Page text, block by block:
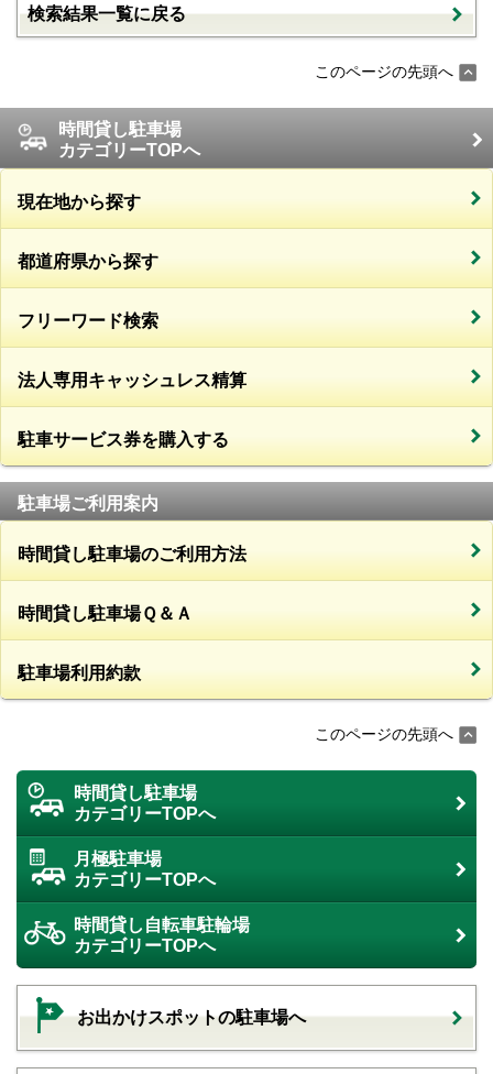
検索結果一覧に戻る
このページの先頭へ
時間貸し駐車場
カテゴリーTOPへ
現在地から探す
都道府県から探す
フリーワード検索
法人専用キャッシュレス精算
駐車サービス券を購入する
駐車場ご利用案内
時間貸し駐車場のご利用方法
時間貸し駐車場Ｑ＆Ａ
駐車場利用約款
このページの先頭へ
時間貸し駐車場
カテゴリーTOPへ
月極駐車場
カテゴリーTOPへ
時間貸し自転車駐輪場
カテゴリーTOPへ
お出かけスポットの駐車場へ